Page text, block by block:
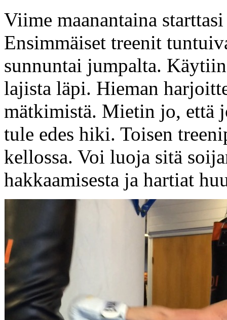
Viime maanantaina
Ensimmäiset treenit
sunnuntai jumpalta.
lajista läpi. Hieman
mätkimistä. Mietin jo, että
tule edes hiki. Toisen
kellossa. Voi luoja sitä
hakkaamisesta ja hartiat